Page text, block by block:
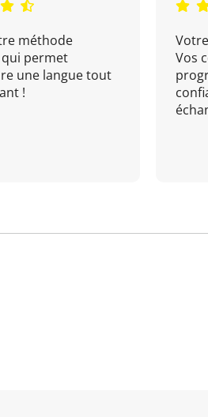
méthode
permet
une langue tout
!
Vos